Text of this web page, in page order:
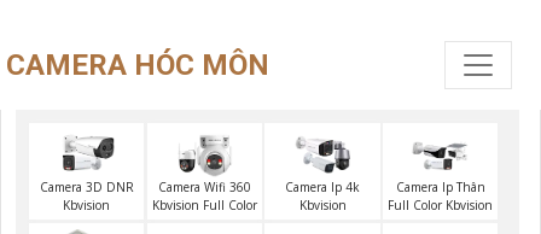
CAMERA HÓC MÔN
Camera 3D DNR
Kbvision
Camera Wifi 360
Kbvision Full Color
Camera Ip 4k
Kbvision
Camera Ip Thân
Full Color Kbvision